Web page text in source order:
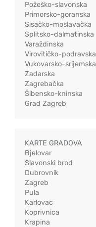
Požeško-slavonska
Primorsko-goranska
Sisačko-moslavačka
Splitsko-dalmatinska
Varaždinska
Virovitičko-podravska
Vukovarsko-srijemska
Zadarska
Zagrebačka
Šibensko-kninska
Grad Zagreb
KARTE GRADOVA
Bjelovar
Slavonski brod
Dubrovnik
Zagreb
Pula
Karlovac
Koprivnica
Krapina